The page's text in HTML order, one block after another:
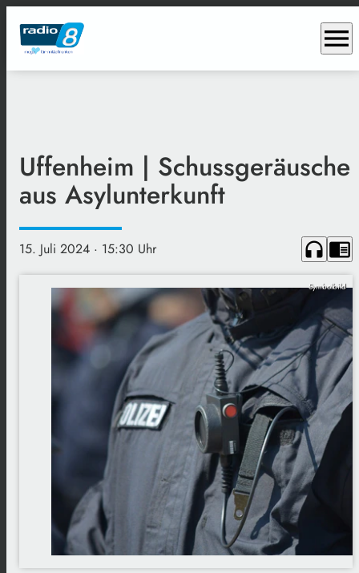
menu
Uffenheim | Schussgeräusche
aus Asylunterkunft
15. Juli 2024 · 15:30 Uhr headphones chrome_reader_mode
Symbolbild